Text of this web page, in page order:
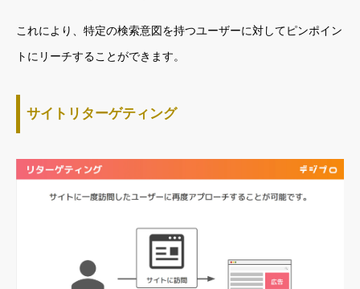
これにより、特定の検索意図を持つユーザーに対してピンポイン
トにリーチすることができます。
サイトリターゲティング